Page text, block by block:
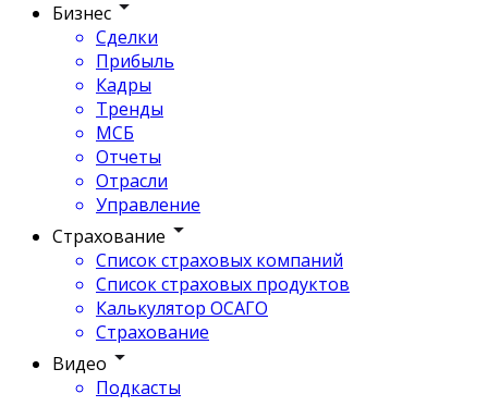
Бизнес
Сделки
Прибыль
Кадры
Тренды
МСБ
Отчеты
Отрасли
Управление
Страхование
Список страховых компаний
Список страховых продуктов
Калькулятор ОСАГО
Страхование
Видео
Подкасты